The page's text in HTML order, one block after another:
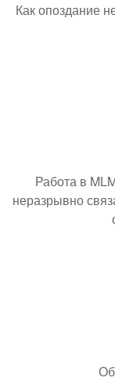
Как опоздание
Работа в
неразрывно